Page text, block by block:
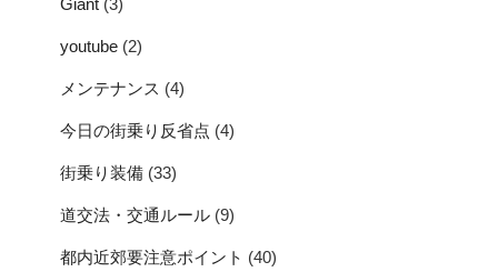
Giant (3)
youtube (2)
メンテナンス (4)
今日の街乗り反省点 (4)
街乗り装備 (33)
道交法・交通ルール (9)
都内近郊要注意ポイント (40)